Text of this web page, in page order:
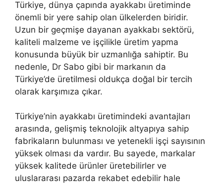
Türkiye, dünya çapında ayakkabı üretiminde
önemli bir yere sahip olan ülkelerden biridir.
Uzun bir geçmişe dayanan ayakkabı sektörü,
kaliteli malzeme ve işçilikle üretim yapma
konusunda büyük bir uzmanlığa sahiptir. Bu
nedenle, Dr Sabo gibi bir markanın da
Türkiye’de üretilmesi oldukça doğal bir tercih
olarak karşımıza çıkar.
Türkiye’nin ayakkabı üretimindeki avantajları
arasında, gelişmiş teknolojik altyapıya sahip
fabrikaların bulunması ve yetenekli işçi sayısının
yüksek olması da vardır. Bu sayede, markalar
yüksek kalitede ürünler üretebilirler ve
uluslararası pazarda rekabet edebilir hale